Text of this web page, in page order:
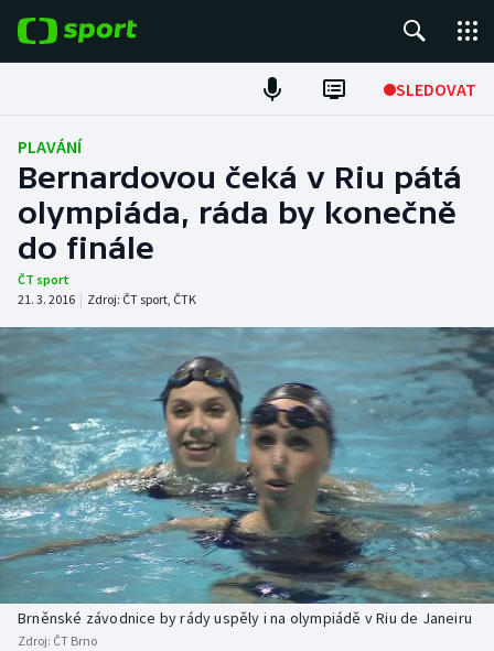
SLEDOVAT
Fotbal
Hokej
Tenis
Atletika
DALŠÍ SPORTY
Americký fotbal
Baseball a softbal
Basketbal
Biatlon
NEPŘEHLÉDNĚTE
Soutěže
Historické návraty
Aplikace ČT sport
PLAVÁNÍ
Bernardovou čeká v Riu pátá
olympiáda, ráda by konečně
do finále
ČT sport
21. 3. 2016 | Zdroj: ČT sport, ČTK
Brněnské závodnice by rády uspěly i na olympiádě v Riu de Janeiru
Zdroj: ČT Brno